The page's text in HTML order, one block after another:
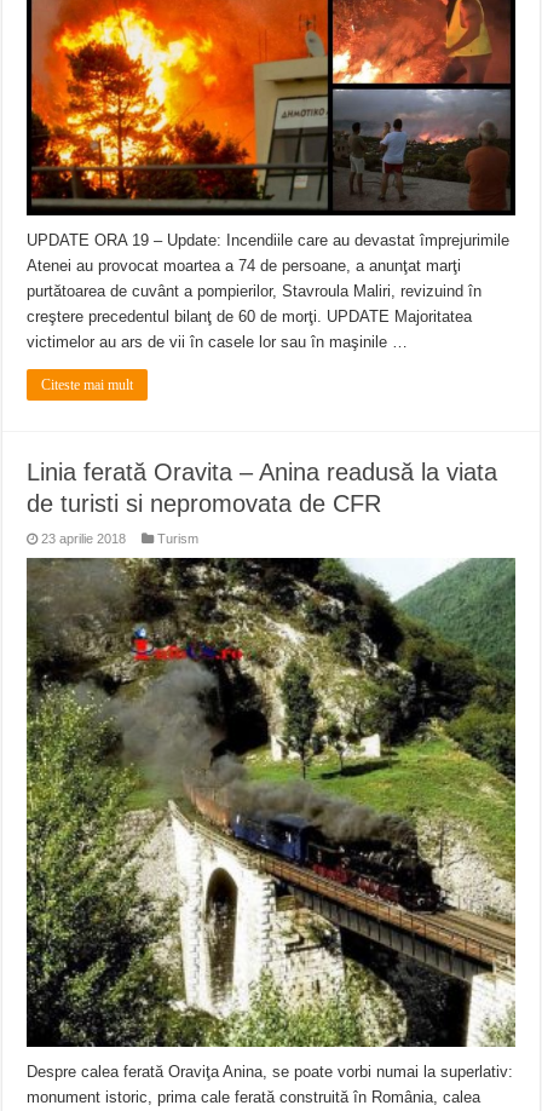
ANUNȚ OPRIRE APĂ în Reșița – avarie – 04.08.2026 – str. Văliugului și
ANUNŢ OPRIRE APĂ în CARANSEBEȘ – 04.08.2026 – avarie – Calea
UPDATE ORA 19 – Update: Incendiile care au devastat împrejurimile
Atenei au provocat moartea a 74 de persoane, a anunţat marţi
purtătoarea de cuvânt a pompierilor, Stavroula Maliri, revizuind în
creştere precedentul bilanţ de 60 de morţi. UPDATE Majoritatea
victimelor au ars de vii în casele lor sau în maşinile …
Citeste mai mult
Linia ferată Oravita – Anina readusă la viata
de turisti si nepromovata de CFR
23 aprilie 2018 Turism
Despre calea ferată Oraviţa Anina, se poate vorbi numai la superlativ:
monument istoric, prima cale ferată construită în România, calea